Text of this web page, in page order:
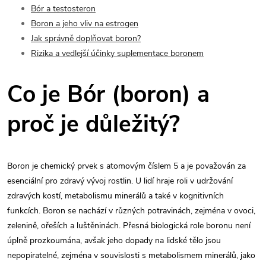
Bór a testosteron
Boron a jeho vliv na estrogen
Jak správně doplňovat boron?
Rizika a vedlejší účinky suplementace boronem
Co je Bór (boron) a
proč je důležitý?
Boron je chemický prvek s atomovým číslem 5 a je považován za
esenciální pro zdravý vývoj rostlin. U lidí hraje roli v udržování
zdravých kostí, metabolismu minerálů a také v kognitivních
funkcích. Boron se nachází v různých potravinách, zejména v ovoci,
zelenině, ořeších a luštěninách. Přesná biologická role boronu není
úplně prozkoumána, avšak jeho dopady na lidské tělo jsou
nepopiratelné, zejména v souvislosti s metabolismem minerálů, jako